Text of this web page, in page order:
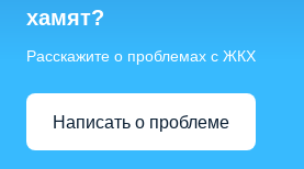
хамят?
Расскажите о проблемах с ЖКХ
Написать о проблеме